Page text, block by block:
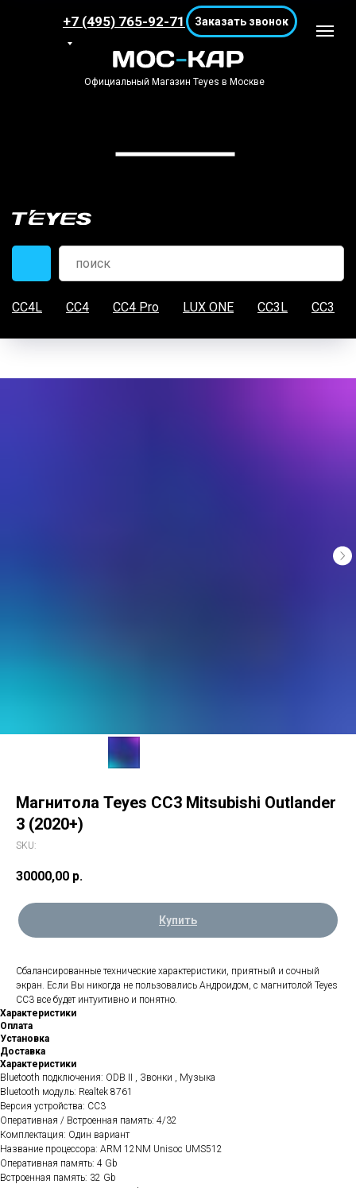
Официальный Магазин Teyes в Москве
+7 (495) 765-92-71 Заказать звонок
CC4L CC4 CC4 Pro LUX ONE CC3L CC3
Магнитола Teyes CC3 Mitsubishi Outlander
3 (2020+)
SKU:
30000,00 р.
Купить
Сбалансированные технические характеристики, приятный и сочный
экран. Если Вы никогда не пользовались Андроидом, с магнитолой Teyes
CC3 все будет интуитивно и понятно.
Характеристики
Оплата
Установка
Доставка
Характеристики
Bluetooth подключения: ODB II , Звонки , Музыка
Bluetooth модуль: Realtek 8761
Версия устройства: CC3
Оперативная / Встроенная память: 4/32
Комплектация: Один вариант
Название процессора: ARM 12NM Unisoc UMS512
Оперативная память: 4 Gb
Встроенная память: 32 Gb